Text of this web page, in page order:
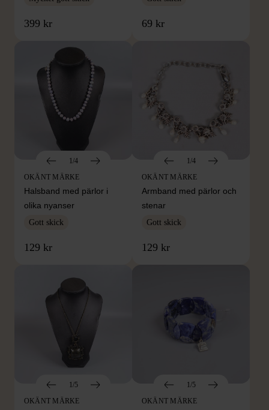
399 kr 69 kr
1/4
OKÄNT MÄRKE
Halsband med pärlor i
olika nyanser
Gott skick
129 kr
1/4
OKÄNT MÄRKE
Armband med pärlor och
stenar
Gott skick
129 kr
1/5
OKÄNT MÄRKE
1/5
OKÄNT MÄRKE